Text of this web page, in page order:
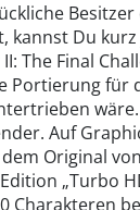
kannst Du
The Final
Portierung für
wäre.
Auf
Original
„Turbo
Charakteren